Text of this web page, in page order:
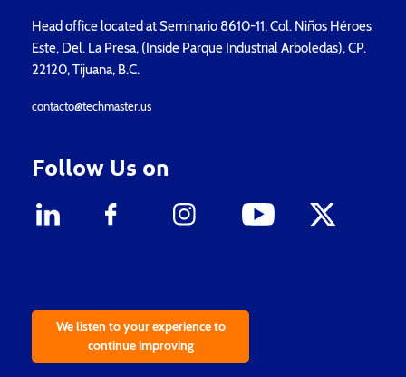
Head office located at Seminario 8610-11, Col. Niños Héroes
Este, Del. La Presa, (Inside Parque Industrial Arboledas), CP.
22120, Tijuana, B.C.
contacto@techmaster.us
Follow Us on
We listen to your experience to
continue improving